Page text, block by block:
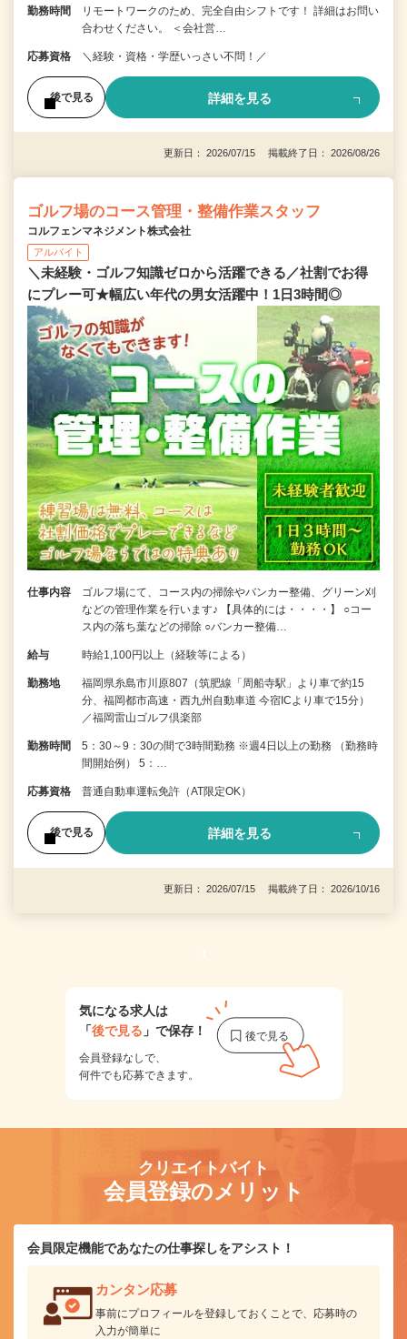
勤務時間
リモートワークのため、完全自由シフトです！ 詳細はお問い
合わせください。 ＜会社営…
応募資格 ＼経験・資格・学歴いっさい不問！／
後で見る 詳細を見る
更新日： 2026/07/15 掲載終了日： 2026/08/26
ゴルフ場のコース管理・整備作業スタッフ
コルフェンマネジメント株式会社
アルバイト
＼未経験・ゴルフ知識ゼロから活躍できる／社割でお得
にプレー可★幅広い年代の男女活躍中！1日3時間◎
仕事内容
ゴルフ場にて、コース内の掃除やバンカー整備、グリーン刈
などの管理作業を行います♪ 【具体的には・・・・】 ○コー
ス内の落ち葉などの掃除 ○バンカー整備…
給与 時給1,100円以上（経験等による）
勤務地
福岡県糸島市川原807（筑肥線「周船寺駅」より車で約15
分、福岡都市高速・西九州自動車道 今宿ICより車で15分）
／福岡雷山ゴルフ倶楽部
勤務時間
5：30～9：30の間で3時間勤務 ※週4日以上の勤務 （勤務時
間開始例） 5：…
応募資格 普通自動車運転免許（AT限定OK）
後で見る 詳細を見る
更新日： 2026/07/15 掲載終了日： 2026/10/16
1
気になる求人は
「後で見る 」で保存！
会員登録なしで、
何件でも応募できます。
クリエイトバイト
会員登録のメリット
会員限定機能であなたの仕事探しをアシスト！
カンタン応募
事前にプロフィールを登録しておくことで、応募時の
入力が簡単に